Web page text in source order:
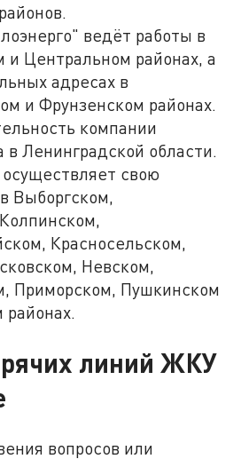
ведёт работы в
и Центральном районах, а
адресах в
и Фрунзенском районах.
компании
в Ленинградской области.
свою
Выборгском,
Красносельском,
Невском,
Приморском, Пушкинском
линий ЖКУ
вопросов или